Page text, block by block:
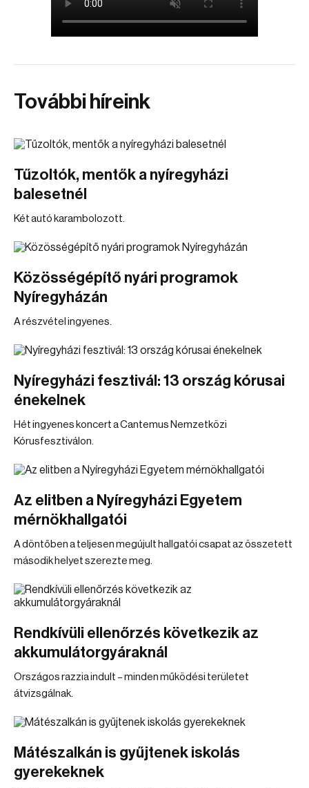
További híreink
Tűzoltók, mentők a nyíregyházi
balesetnél
Két autó karambolozott.
Közösségépítő nyári programok
Nyíregyházán
A részvétel ingyenes.
Nyíregyházi fesztivál: 13 ország kórusai
énekelnek
Hét ingyenes koncert a Cantemus Nemzetközi
Kórusfesztiválon.
Az elitben a Nyíregyházi Egyetem
mérnökhallgatói
A döntőben a teljesen megújult hallgatói csapat az összetett
második helyet szerezte meg.
Rendkívüli ellenőrzés következik az
akkumulátorgyáraknál
Országos razzia indult – minden működési területet
átvizsgálnak.
Mátészalkán is gyűjtenek iskolás
gyerekeknek